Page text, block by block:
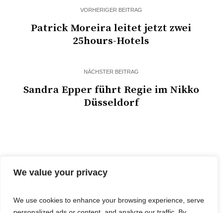
We value your privacy
We use cookies to enhance your browsing experience, serve
VORHERIGER BEITRAG
Patrick Moreira leitet jetzt zwei
25hours-Hotels
NÄCHSTER BEITRAG
Sandra Epper führt Regie im Nikko
Düsseldorf